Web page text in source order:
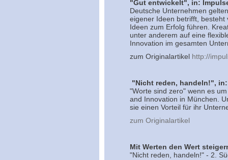
"Gut entwickelt", in:
Deutsche Unternehmen
eigener Ideen betrifft, besteht
Ideen zum Erfolg führen.
unter anderem auf eine
Innovation im gesamten
zum Originalartikel http://
"Nicht reden, handeln!",
"Worte sind zero" wenn es
and Innovation in München.
sie einen Vorteil für ihr
zum Originalartikel
Mit Werten den Wert
"Nicht reden, handeln!" - 2.